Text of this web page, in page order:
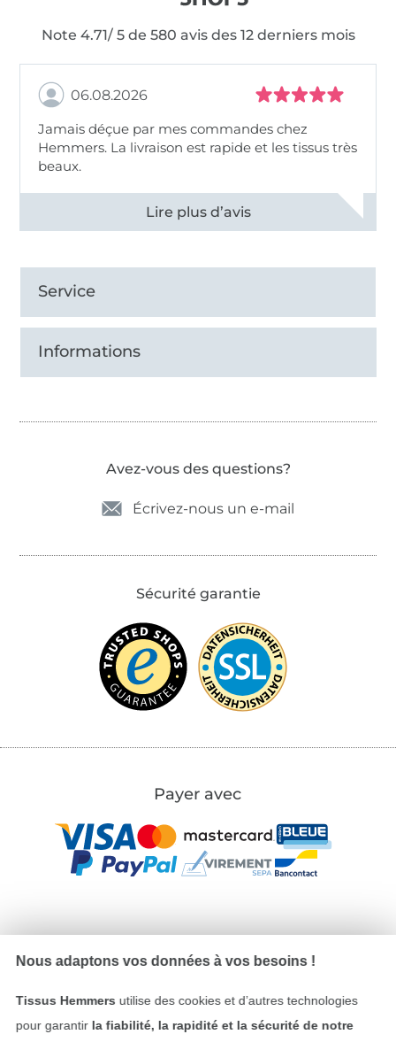
Note 4.71/ 5 de 580 avis des 12 derniers mois
06.08.2026
Jamais déçue par mes commandes chez
Hemmers. La livraison est rapide et les tissus très
beaux.
Voir tous les 11496 commentaires
Service
Informations
Avez-vous des questions?
Écrivez-nous un e-mail
Sécurité garantie
Payer avec
Nous adaptons vos données à vos besoins !
Tissus Hemmers utilise des cookies et d’autres technologies
pour garantir la fiabilité, la rapidité et la sécurité de notre